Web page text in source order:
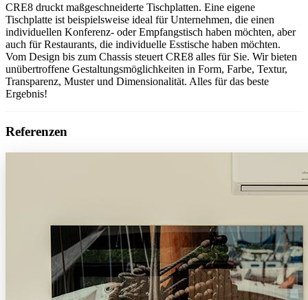
CRE8 druckt maßgeschneiderte Tischplatten. Eine eigene
Tischplatte ist beispielsweise ideal für Unternehmen, die einen
individuellen Konferenz- oder Empfangstisch haben möchten, aber
auch für Restaurants, die individuelle Esstische haben möchten.
Vom Design bis zum Chassis steuert CRE8 alles für Sie. Wir bieten
unübertroffene Gestaltungsmöglichkeiten in Form, Farbe, Textur,
Transparenz, Muster und Dimensionalität. Alles für das beste
Ergebnis!
Referenzen